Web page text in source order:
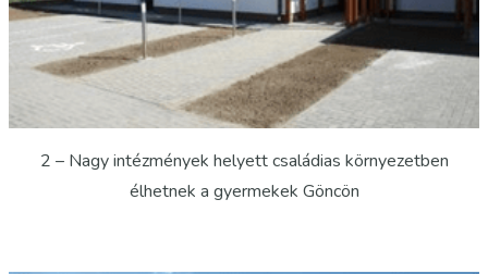
2 – Nagy intézmények helyett családias környezetben
élhetnek a gyermekek Göncön